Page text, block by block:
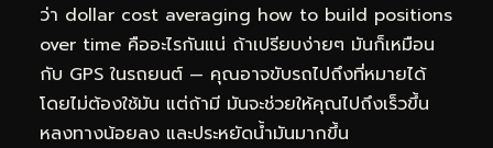
ว่า dollar cost averaging how to build positions
over time คืออะไรกันแน่ ถ้าเปรียบง่ายๆ มันก็เหมือน
กับ GPS ในรถยนต์ — คุณอาจขับรถไปถึงที่หมายได้
โดยไม่ต้องใช้มัน แต่ถ้ามี มันจะช่วยให้คุณไปถึงเร็วขึ้น
หลงทางน้อยลง และประหยัดน้ำมันมากขึ้น